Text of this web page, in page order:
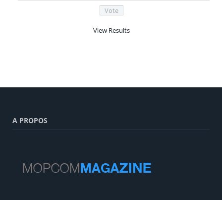
View Results
A PROPOS